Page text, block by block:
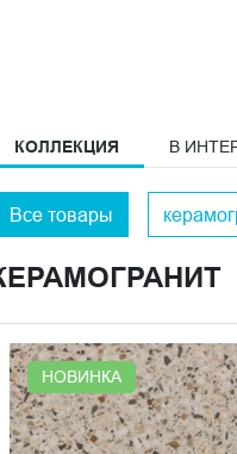
КОЛЛЕКЦИЯ В
Все товары
НОВИНКА